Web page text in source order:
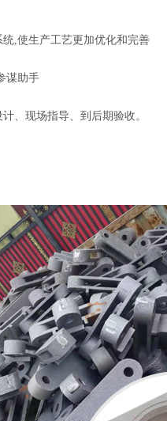
,使生产工艺更加优化和完善
谋助手
、现场指导、到后期验收。